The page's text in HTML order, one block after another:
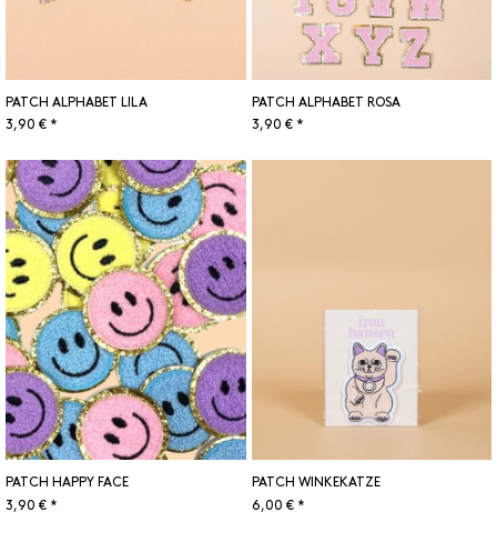
PATCH ALPHABET LILA
3,90 € *
PATCH ALPHABET ROSA
3,90 € *
PATCH HAPPY FACE
3,90 € *
PATCH WINKEKATZE
6,00 € *